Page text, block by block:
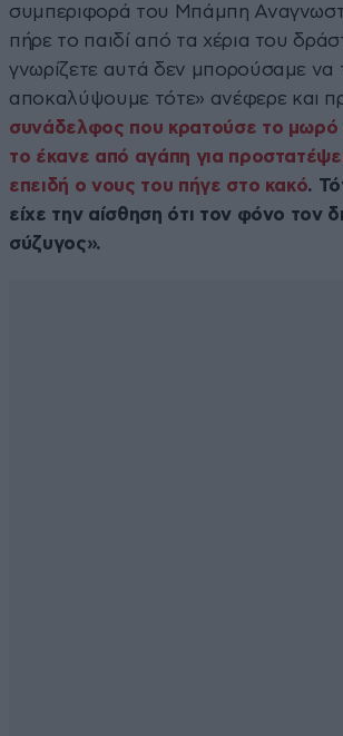
συμπεριφορά του Μπάμπη
πήρε το παιδί από τα χέρια του
γνωρίζετε αυτά δεν μπορούσαμε να
αποκαλύψουμε τότε» ανέφερε και
συνάδελφος που κρατούσε το μωρό
το έκανε από αγάπη για
επειδή ο νους του πήγε στο κακό.
είχε την αίσθηση ότι τον φόνο τον
σύζυγος».